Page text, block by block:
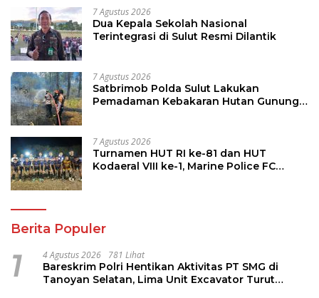
7 Agustus 2026
Dua Kepala Sekolah Nasional
Terintegrasi di Sulut Resmi Dilantik
7 Agustus 2026
Satbrimob Polda Sulut Lakukan
Pemadaman Kebakaran Hutan Gunung
7 Agustus 2026
Turnamen HUT RI ke-81 dan HUT
Kodaeral VIII ke-1, Marine Police FC
Berita Populer
1 4 Agustus 2026 781 Lihat
Bareskrim Polri Hentikan Aktivitas PT SMG di
Tanoyan Selatan, Lima Unit Excavator Turut